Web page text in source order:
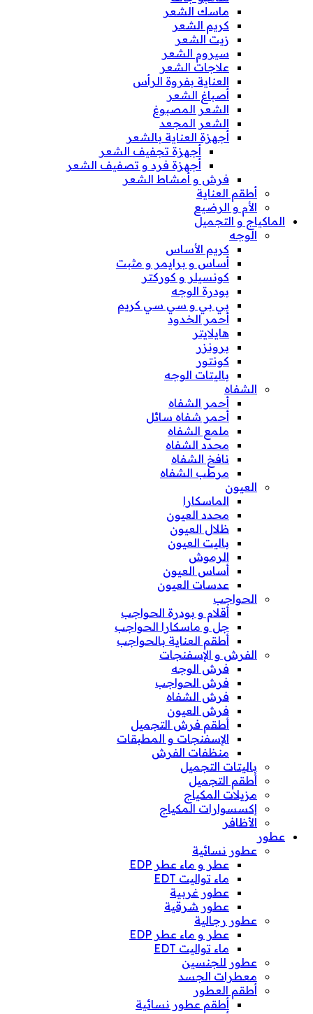
ماسك الشعر
كريم الشعر
زيت الشعر
سيروم الشعر
علاجات الشعر
العناية بفروة الرأس
أصباغ الشعر
الشعر المصبوغ
الشعر المجعد
أجهزة العناية بالشعر
أجهزة تجفيف الشعر
أجهزة فرد و تصفيف الشعر
فرش و أمشاط الشعر
أطقم العناية
الأم و الرضيع
الماكياج و التجميل
الوجه
كريم الأساس
أساس و برايمر و مثبت
كونسيلر و كوركتر
بودرة الوجه
بي بي و سي سي كريم
أحمر الخدود
هايلايتر
برونزر
كونتور
باليتات الوجه
الشفاه
أحمر الشفاه
أحمر شفاه سائل
ملمع الشفاه
محدد الشفاه
نافخ الشفاه
مرطب الشفاه
العيون
الماسكارا
محدد العيون
ظلال العيون
باليت العيون
الرموش
أساس العيون
عدسات العيون
الحواجب
أقلام و بودرة الحواجب
جل و ماسكارا الحواجب
أطقم العناية بالحواجب
الفرش و الإسفنجات
فرش الوجه
فرش الحواجب
فرش الشفاه
فرش العيون
أطقم فرش التجميل
الإسفنجات و المطبقات
منظفات الفرش
باليتات التجميل
أطقم التجميل
مزيلات المكياج
إكسسوارات المكياج
الأظافر
عطور
عطور نسائية
عطر و ماء عطر EDP
ماء تواليت EDT
عطور غربية
عطور شرقية
عطور رجالية
عطر و ماء عطر EDP
ماء تواليت EDT
عطور للجنسين
معطرات الجسد
أطقم العطور
أطقم عطور نسائية